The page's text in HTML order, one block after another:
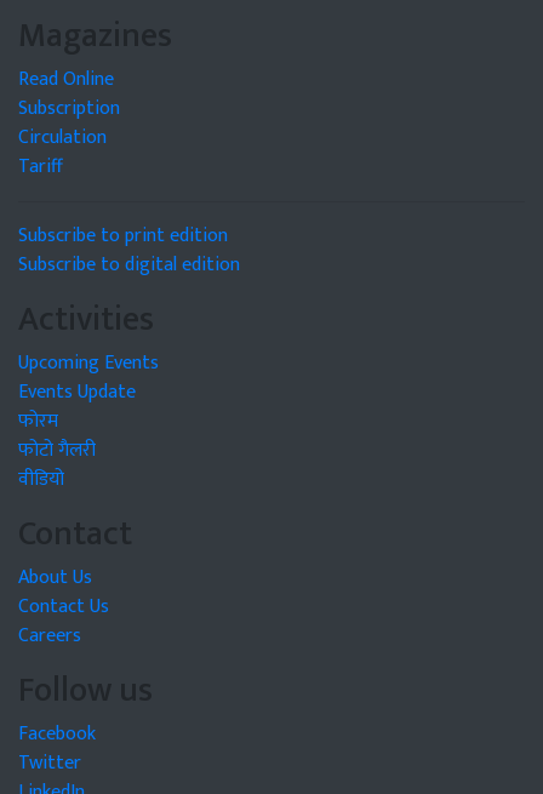
Magazines
Read Online
Subscription
Circulation
Tariff
Subscribe to print edition
Subscribe to digital edition
Activities
Upcoming Events
Events Update
फोरम
फोटो गैलरी
वीडियो
Contact
About Us
Contact Us
Careers
Follow us
Facebook
Twitter